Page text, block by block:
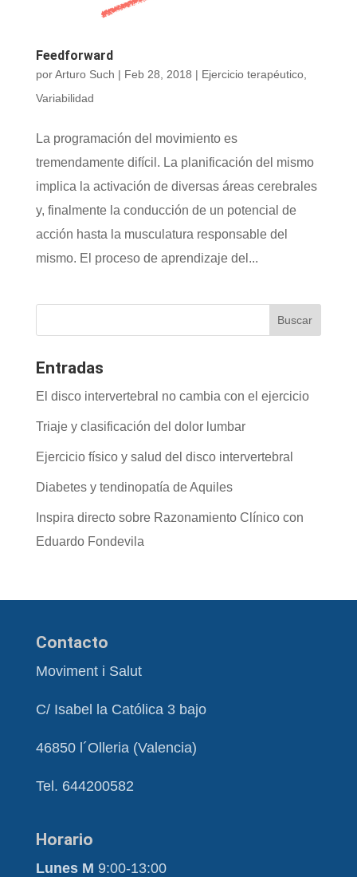
Feedforward
porArturo Such | Feb 28, 2018 | Ejercicio terapéutico,
Variabilidad
La programación del movimiento es
tremendamente difícil. La planificación del mismo
implica la activación de diversas áreas cerebrales
y, finalmente la conducción de un potencial de
acción hasta la musculatura responsable del
mismo. El proceso de aprendizaje del...
Entradas
El disco intervertebral no cambia con el ejercicio
Triaje y clasificación del dolor lumbar
Ejercicio físico y salud del disco intervertebral
Diabetes y tendinopatía de Aquiles
Inspira directo sobre Razonamiento Clínico con
Eduardo Fondevila
Contacto
Moviment i Salut
C/ Isabel la Católica 3 bajo
46850 l´Olleria (Valencia)
Tel. 644200582
Horario
Lunes M 9:00-13:00